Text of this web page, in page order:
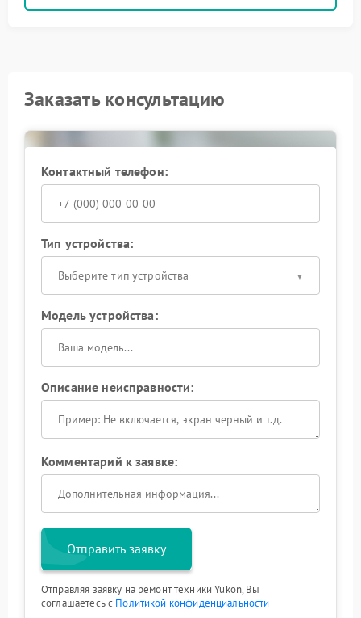
Заказать консультацию
Контактный телефон:
Тип устройства:
Выберите тип устройства
Модель устройства:
Описание неисправности:
Комментарий к заявке:
Отправить заявку
Отправляя заявку на ремонт техники Yukon, Вы
соглашаетесь с Политикой конфиденциальности